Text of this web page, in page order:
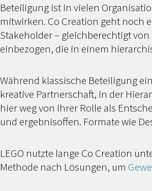
Beteiligung ist in vielen
mitwirken. Co Creation geht noch
Stakeholder – gleichberechtigt
einbezogen, die in einem
Während klassische Beteiligung
kreative Partnerschaft, in der
hier weg von ihrer Rolle als
und ergebnisoffen. Formate wie
LEGO nutzte lange Co Creation
Methode nach Lösungen, um